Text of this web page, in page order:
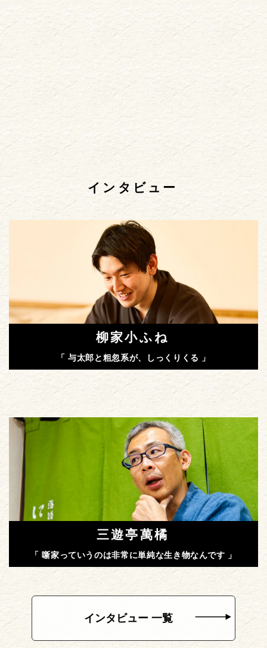
インタビュー
柳家小ふね
「 与太郎と粗忽系が、しっくりくる 」
三遊亭萬橘
「 噺家っていうのは非常に単純な生き物なんです 」
インタビュー 一覧